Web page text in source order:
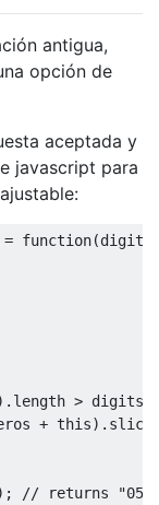
antigua,
opción de
aceptada y
javascript para
= function(digits
length > digits
+ this). slice
// returns "05"